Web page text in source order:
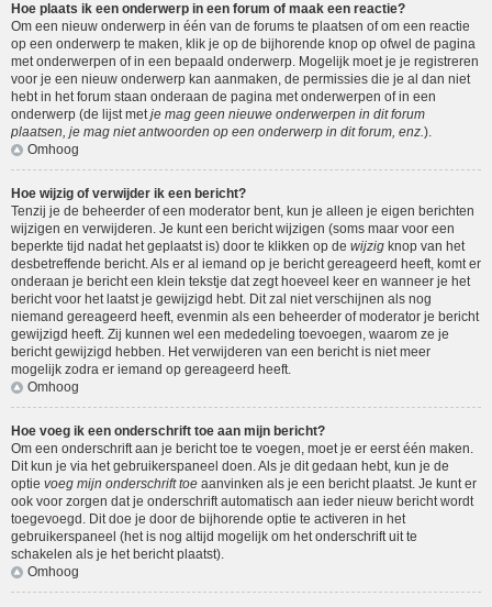
Hoe plaats ik een onderwerp in een forum of maak een reactie?
Om een nieuw onderwerp in één van de forums te plaatsen of om een reactie
op een onderwerp te maken, klik je op de bijhorende knop op ofwel de pagina
met onderwerpen of in een bepaald onderwerp. Mogelijk moet je je registreren
voor je een nieuw onderwerp kan aanmaken, de permissies die je al dan niet
hebt in het forum staan onderaan de pagina met onderwerpen of in een
onderwerp (de lijst metje mag geen nieuwe onderwerpen in dit forum
plaatsen, je mag niet antwoorden op een onderwerp in dit forum, enz.).
Omhoog
Hoe wijzig of verwijder ik een bericht?
Tenzij je de beheerder of een moderator bent, kun je alleen je eigen berichten
wijzigen en verwijderen. Je kunt een bericht wijzigen (soms maar voor een
beperkte tijd nadat het geplaatst is) door te klikken op de wijzig knop van het
desbetreffende bericht. Als er al iemand op je bericht gereageerd heeft, komt er
onderaan je bericht een klein tekstje dat zegt hoeveel keer en wanneer je het
bericht voor het laatst je gewijzigd hebt. Dit zal niet verschijnen als nog
niemand gereageerd heeft, evenmin als een beheerder of moderator je bericht
gewijzigd heeft. Zij kunnen wel een mededeling toevoegen, waarom ze je
bericht gewijzigd hebben. Het verwijderen van een bericht is niet meer
mogelijk zodra er iemand op gereageerd heeft.
Omhoog
Hoe voeg ik een onderschrift toe aan mijn bericht?
Om een onderschrift aan je bericht toe te voegen, moet je er eerst één maken.
Dit kun je via het gebruikerspaneel doen. Als je dit gedaan hebt, kun je de
optie voeg mijn onderschrift toe aanvinken als je een bericht plaatst. Je kunt er
ook voor zorgen dat je onderschrift automatisch aan ieder nieuw bericht wordt
toegevoegd. Dit doe je door de bijhorende optie te activeren in het
gebruikerspaneel (het is nog altijd mogelijk om het onderschrift uit te
schakelen als je het bericht plaatst).
Omhoog